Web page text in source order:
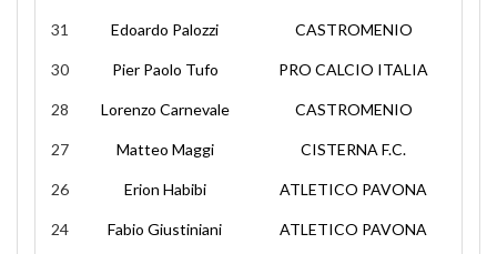
31 Edoardo Palozzi CASTROMENIO
30 Pier Paolo Tufo PRO CALCIO ITALIA
28 Lorenzo Carnevale CASTROMENIO
27 Matteo Maggi CISTERNA F.C.
26 Erion Habibi ATLETICO PAVONA
24 Fabio Giustiniani ATLETICO PAVONA